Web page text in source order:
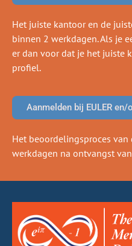
Het juiste kantoor en de
binnen 2 werkdagen. Als je
er dan voor dat je het juiste
profiel.
Aanmelden bij EULER en/
Het beoordelingsproces
werkdagen na ontvangst